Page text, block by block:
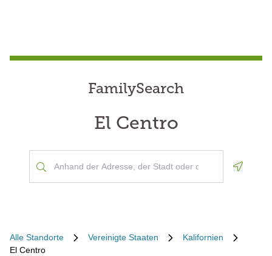
FamilySearch
El Centro
Alle Standorte Vereinigte Staaten
Kalifornien
El Centro